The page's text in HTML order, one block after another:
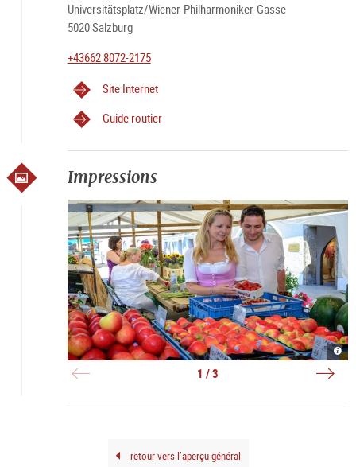
Universitätsplatz/Wiener-Philharmoniker-Gasse
5020 Salzburg
+43662 8072-2175
Site Internet
Guide routier
Impressions
--in
1 / 3
retour vers l’aperçu général